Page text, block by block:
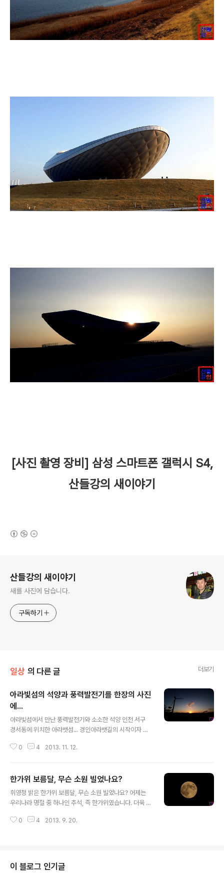
[사진 촬영 장비] 삼성 스마트폰 갤럭시 S4,
산들강의 새이야기
산들강의 새이야기
새를 사진에 담습니다.
구독하기
일상 의 다른 글 더보기
아라빛섬의 석양과 풍력발전기를 한장의 사진
에...
아라빛섬에서 만난 풍력발전기와 소소한 석양 인천 서구
경서동에 위치한 아라뱃섬... 경인아라뱃길의 시작이자 마
다. 광각렌즈로 인근에 있는 풍력발전기도 함께 담았습니
7d와 광각렌즈 10-22mm, 산들강의 새이야기
0 4 2013. 11. 12.
한가위 보름달, 무슨 소원 빌었나요?
휘영청 밝은 한가위 보름달, 무슨 소원 빌었나요? 어제는
우리나라 명절 중 하나인 추석, 즉 한가위였습니다. 더욱 풍
니다. 아래 사진 추석 전날 촬영한 것이고 위쪽 사진은 추석
요. 조카들이 어제 저녁에 방문을 했길래 카메라를 설치해
놓고 구경을 하도록 했지요. 신기해하는 모습이 어릴때의
0 4 2013. 9. 20.
이 블로그 인기글